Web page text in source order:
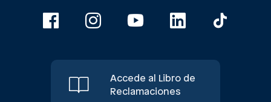
Accede al Libro de
Reclamaciones